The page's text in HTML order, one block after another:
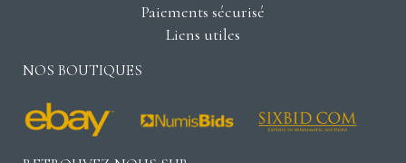
Paiements sécurisé
Liens utiles
NOS BOUTIQUES